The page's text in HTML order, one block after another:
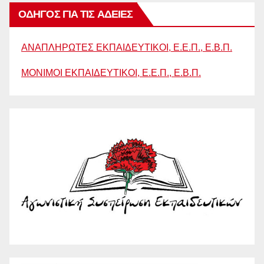
ΟΔΗΓΟΣ ΓΙΑ ΤΙΣ ΑΔΕΙΕΣ
ΑΝΑΠΛΗΡΩΤΕΣ ΕΚΠΑΙΔΕΥΤΙΚΟΙ, Ε.Ε.Π., Ε.Β.Π.
ΜΟΝΙΜΟΙ ΕΚΠΑΙΔΕΥΤΙΚΟΙ, Ε.Ε.Π., Ε.Β.Π.